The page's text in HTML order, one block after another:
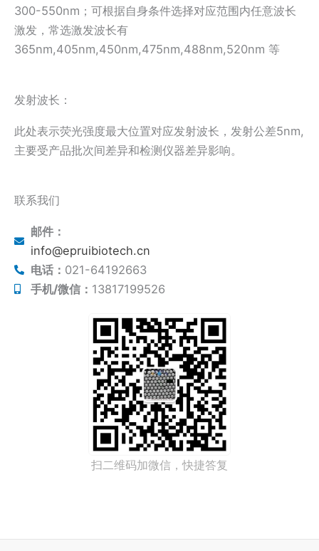
300-550nm；可根据自身条件选择对应范围内任意波长
激发，常选激发波长有
365nm,405nm,450nm,475nm,488nm,520nm 等
发射波长：
此处表示荧光强度最大位置对应发射波长，发射公差5nm,
主要受产品批次间差异和检测仪器差异影响。
联系我们
邮件：
info@epruibiotech.cn
电话： 021-64192663
手机/微信： 13817199526
扫二维码加微信，快捷答复